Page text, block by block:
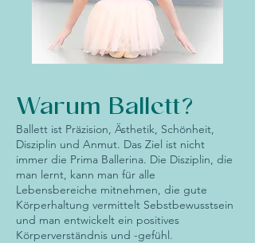
Warum Ballett?
Ballett ist Präzision, Ästhetik, Schönheit,
Disziplin und Anmut. Das Ziel ist nicht
immer die Prima Ballerina. Die Disziplin, die
man lernt, kann man für alle
Lebensbereiche mitnehmen, die gute
Körperhaltung vermittelt Sebstbewusstsein
und man entwickelt ein positives
Körperverständnis und -gefühl.